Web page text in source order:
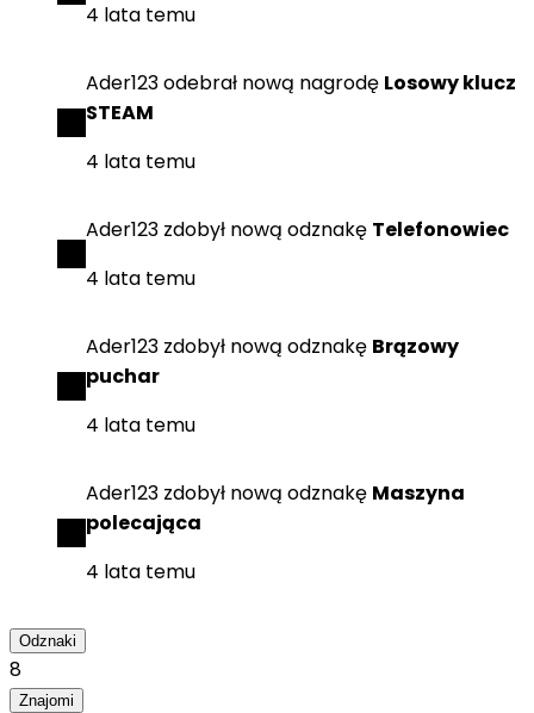
4 lata temu
Ader123odebrał nową nagrodę Losowy klucz
STEAM
4 lata temu
Ader123 zdobył nową odznakę Telefonowiec
4 lata temu
Ader123 zdobył nową odznakę Brązowy
puchar
4 lata temu
Ader123 zdobył nową odznakę Maszyna
polecająca
4 lata temu
Odznaki
8
Znajomi